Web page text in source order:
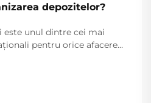
depozitelor?
este unul dintre cei mai
pentru orice afacere
modul în care